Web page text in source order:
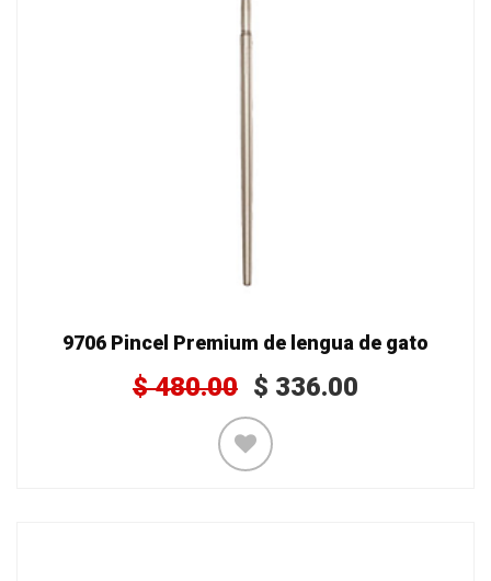
9706 Pincel Premium de lengua de gato
$480.00 $ 336.00